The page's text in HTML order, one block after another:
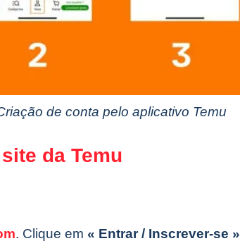
de conta pelo aplicativo Temu
da Temu
. Clique em « Entrar / Inscrever-se »